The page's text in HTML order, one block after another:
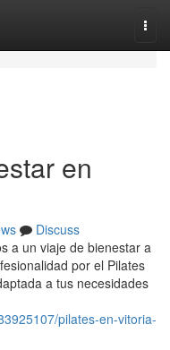
en
Discuss
a un viaje de bienestar a
por el Pilates
a tus necesidades
pilates-en-vitoria-